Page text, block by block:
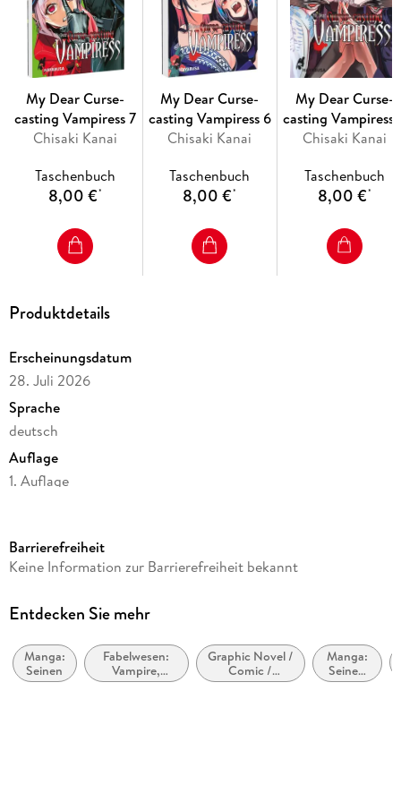
Die Serie gilt als noch nicht abgeschlossen - weitere
Bände sind in Planung
Empfohlen für Leser*innen ab 16 Jahren
Spannendes Dark-Fantasy-Abenteuer über den erbitterten
zwischen Anti-Vampir-Kommandant und Vampir-Jägerin!
My Dear Curse-
casting Vampiress 7
Chisaki Kanai
Taschenbuch
8,00 €*
My Dear Curse-
casting Vampiress 6
Chisaki Kanai
Taschenbuch
8,00 €*
My Dear Curse-
casting Vampiress
Chisaki Kanai
Taschenbuch
8,00 €*
Produktdetails
Erscheinungsdatum
28. Juli 2026
Sprache
deutsch
Auflage
1. Auflage
Altersempfehlung
Reihe
Autor/Autorin
Chisaki Kanai
Barrierefreiheit
Keine Information zur Barrierefreiheit bekannt
Entdecken Sie mehr
Manga:
Seinen
Fabelwesen:
Vampire,
Werwölfe &
Graphic Novel /
Comic /
Manga: Horror,
Manga:
Seinen
(für